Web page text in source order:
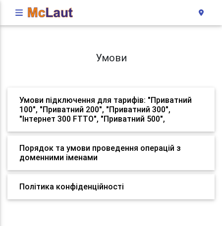
Умови
Умови підключення для тарифів: "Приватний
100", "Приватний 200", "Приватний 300",
"Інтернет 300 FTTO", "Приватний 500",
Порядок та умови проведення операцій з
доменними іменами
Політика конфіденційності